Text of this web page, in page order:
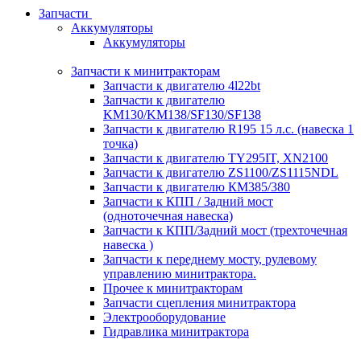
Запчасти
Аккумуляторы
Аккумуляторы
Запчасти к минитракторам
Запчасти к двигателю 4l22bt
Запчасти к двигателю
KM130/KM138/SF130/SF138
Запчасти к двигателю R195 15 л.с. (навеска 1
точка)
Запчасти к двигателю TY295IT, XN2100
Запчасти к двигателю ZS1100/ZS1115NDL
Запчасти к двигателю КМ385/380
Запчасти к КПП / Задний мост
(одноточечная навеска)
Запчасти к КПП/Задний мост (трехточечная
навеска )
Запчасти к переднему мосту, рулевому
управлению минитрактора.
Прочее к минитракторам
Запчасти сцепления минитрактора
Электрооборудование
Гидравлика минитрактора